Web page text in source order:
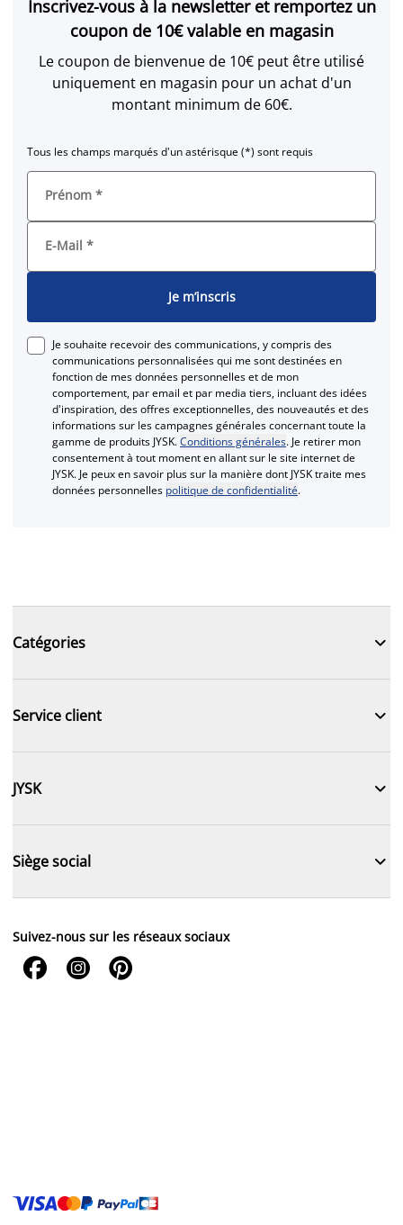
Inscrivez-vous à la newsletter et remportez un
coupon de 10€ valable en magasin
Le coupon de bienvenue de 10€ peut être utilisé
uniquement en magasin pour un achat d'un
montant minimum de 60€.
Tous les champs marqués d'un astérisque (*) sont requis
Prénom *
E-Mail *
Je m’inscris
Je souhaite recevoir des communications, y compris des
communications personnalisées qui me sont destinées en
fonction de mes données personnelles et de mon
comportement, par email et par media tiers, incluant des idées
d'inspiration, des offres exceptionnelles, des nouveautés et des
informations sur les campagnes générales concernant toute la
gamme de produits JYSK.Conditions générales. Je retirer mon
consentement à tout moment en allant sur le site internet de
JYSK. Je peux en savoir plus sur la manière dont JYSK traite mes
données personnelles politique de confidentialité.
Catégories 
Service client 
JYSK 
Siège social 
Suivez-nous sur les réseaux sociaux
  